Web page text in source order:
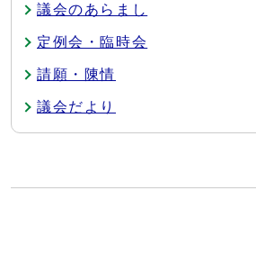
議会のあらまし
定例会・臨時会
請願・陳情
議会だより